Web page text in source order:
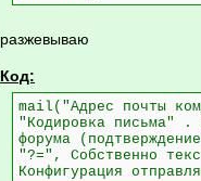
разжевываю
Код:
mail("Адрес почты
"Кодировка письма" .
форума
"?=", Собственно
Конфигурация